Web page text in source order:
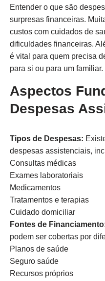
Entender o que são
surpresas financeiras.
custos com cuidados de
dificuldades financeiras.
é vital para quem precisa
para si ou para um familiar.
Aspectos
Despesas
Tipos de Despesas:
despesas assistenciais,
Consultas médicas
Exames laboratoriais
Medicamentos
Tratamentos e terapias
Cuidado domiciliar
Fontes de
podem ser cobertas por
Planos de saúde
Seguro saúde
Recursos próprios